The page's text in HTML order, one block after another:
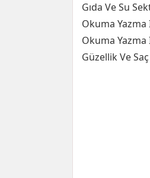
Gıda Ve Su
Okuma Yazma
Okuma Yazma
Güzellik Ve